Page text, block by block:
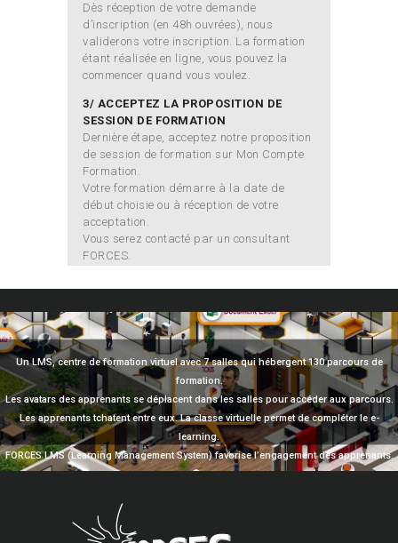
Dès réception de votre demande
d’inscription (en 48h ouvrées), nous
validerons votre inscription. La formation
étant réalisée en ligne, vous pouvez la
commencer quand vous voulez.
3/ ACCEPTEZ LA PROPOSITION DE
SESSION DE FORMATION
Dernière étape, acceptez notre proposition
de session de formation sur Mon Compte
Formation.
Votre formation démarre à la date de
début choisie ou à réception de votre
acceptation.
Vous serez contacté par un consultant
FORCES.
Un LMS, centre de formation virtuel avec 7 salles qui hébergent 130 parcours de
formation.
Les avatars des apprenants se déplacent dans les salles pour accéder aux parcours.
Les apprenants tchatent entre eux. La classe virtuelle permet de compléter le e-
learning.
FORCES LMS (Learning Management System) favorise l’engagement des apprenants.